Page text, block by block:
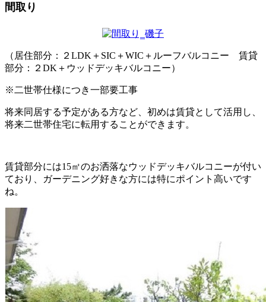
間取り
（居住部分：２LDK＋SIC＋WIC＋ルーフバルコニー 賃貸
部分：２DK＋ウッドデッキバルコニー）
※二世帯仕様につき一部要工事
将来同居する予定がある方など、 初めは賃貸として活用し、
将来二世帯住宅に転用することができます。
賃貸部分には15㎡のお洒落なウッドデッキバルコニーが付い
ており、ガーデニング好きな方には特にポイント高いです
ね。